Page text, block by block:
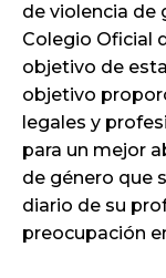
de violencia de
Colegio Oficial
objetivo de
objetivo
legales y
para un mejor
de género que
diario de su
preocupación